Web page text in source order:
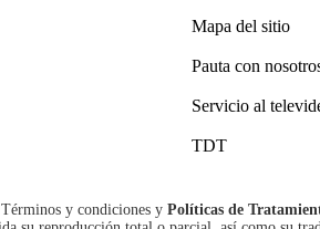
Mapa del sitio
Pauta con
Servicio al
TDT
Términos y condiciones y Políticas de